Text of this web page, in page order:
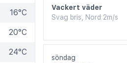
16°C
20°C
24°C
Vackert väder
Svag bris, Nord 2m/s
söndag